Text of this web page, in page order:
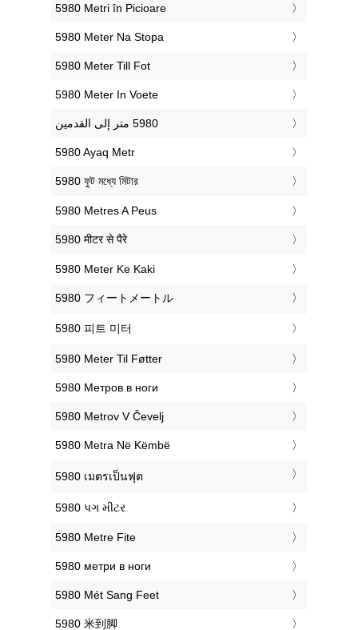
‎5980 Metri în Picioare
‎5980 Meter Na Stopa
‎5980 Meter Till Fot
‎5980 Meter In Voete
‎5980 Ayaq Metr
‎5980 ফুট মধ্যে মিটার
‎5980 Metres A Peus
‎5980 मीटर से पैरे
‎5980 Meter Ke Kaki
‎5980 フィートメートル
‎5980 피트 미터
‎5980 Meter Til Føtter
‎5980 Метров в ноги
‎5980 Metrov V Čevelj
‎5980 Metra Në Këmbë
‎5980 เมตรเป็นฟุต
‎5980 પગ મીટર
‎5980 Metre Fite
‎5980 метри в ноги
‎5980 Mét Sang Feet
‎5980 米到脚